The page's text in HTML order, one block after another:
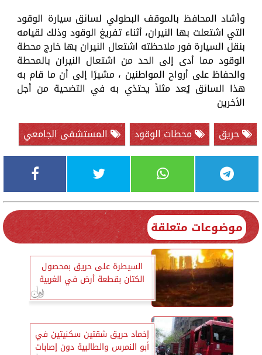
وأشاد المحافظ بالموقف البطولي لسائق سيارة الوقود
التي اشتعلت بها النيران، أثناء تفريغ الوقود وذلك لقيامه
بنقل السيارة فور ملاحظته اشتعال النيران بها خارج محطة
الوقود مما أدى إلى الحد من اشتعال النيران بالمحطة
والحفاظ على أرواح المواطنين ، مشيرًا إلى أن ما قام به
هذا السائق يُعد مثلاً يحتذي به في التضحية من أجل
الأخرين
حريق
محطات الوقود المستشفى الجامعي
موضوعات متعلقة
السيطرة على حريق بمحصول
الكتان بقطعة أرض في الغربية
إخماد حريق شقتين سكنيتين في
أبو النمرس والطالبية دون إصابات